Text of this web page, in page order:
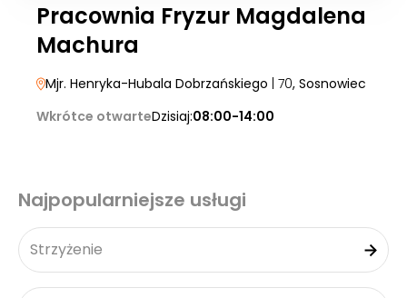
Pracownia Fryzur Magdalena
Machura
Mjr. Henryka-Hubala Dobrzańskiego | 70, Sosnowiec
Wkrótce otwarteDzisiaj:08:00-14:00
Najpopularniejsze usługi
Strzyżenie